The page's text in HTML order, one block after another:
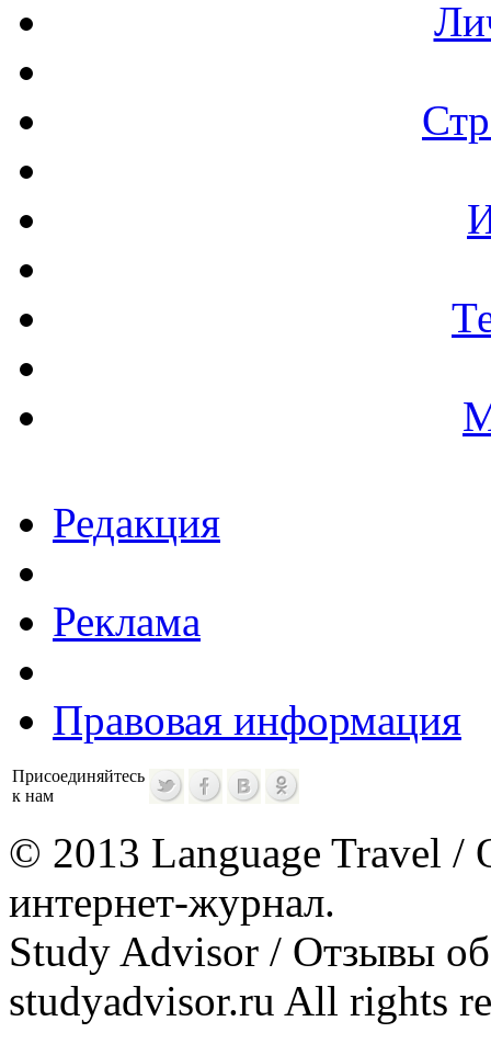
Редакция
Реклама
Правовая информация
Присоединяйтесь
к нам
© 2013 Language Travel /
интернет-журнал.
Study Advisor / Отзывы
studyadvisor.ru All rights